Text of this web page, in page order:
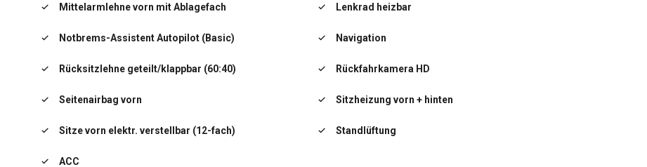
Mittelarmlehne vorn mit Ablagefach
Notbrems-Assistent Autopilot (Basic)
Rücksitzlehne geteilt/klappbar (60:40)
Seitenairbag vorn
Sitze vorn elektr. verstellbar (12-fach)
ACC
Lenkrad heizbar
Navigation
Rückfahrkamera HD
Sitzheizung vorn + hinten
Standlüftung